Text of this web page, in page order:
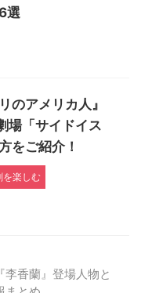
選
のアメリカ人』
場「サイドイス
をご紹介！
を楽しむ
李香蘭』登場人物と